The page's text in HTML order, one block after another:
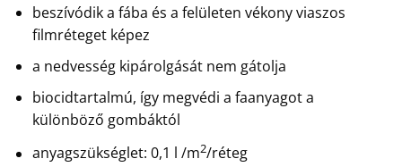
beszívódik a fába és a felületen vékony viaszos
filmréteget képez
a nedvesség kipárolgását nem gátolja
biocidtartalmú, így megvédi a faanyagot a
különböző gombáktól
anyagszükséglet: 0,1 l /m2/réteg